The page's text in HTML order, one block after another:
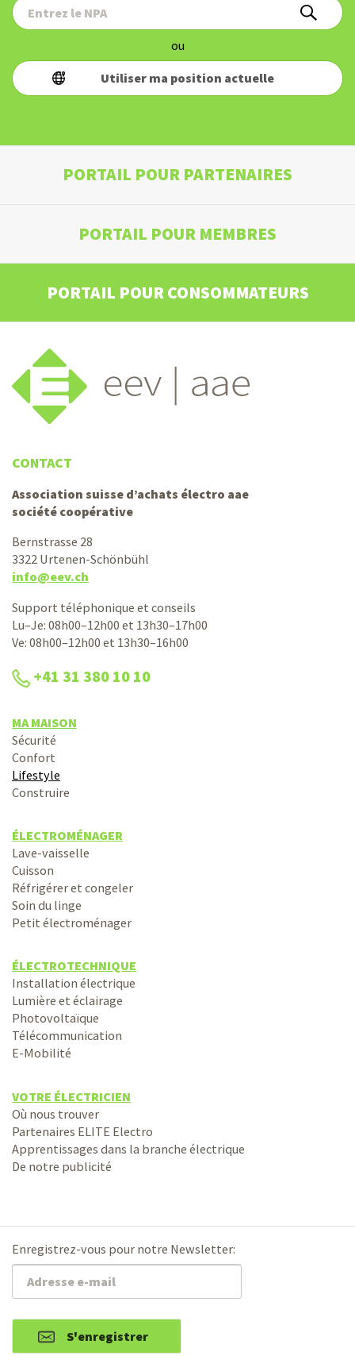
ou
Utiliser ma position actuelle
PORTAIL POUR PARTENAIRES
PORTAIL POUR MEMBRES
PORTAIL POUR CONSOMMATEURS
CONTACT
Association suisse d’achats électro aae
société coopérative
Bernstrasse 28
3322 Urtenen-Schönbühl
info@eev.ch
Support téléphonique et conseils
Lu–Je: 08h00–12h00 et 13h30–17h00
Ve: 08h00–12h00 et 13h30–16h00
+41 31 380 10 10
MA MAISON
Sécurité
Confort
Lifestyle
Construire
ÉLECTROMÉNAGER
Lave-vaisselle
Cuisson
Réfrigérer et congeler
Soin du linge
Petit électroménager
ÉLECTROTECHNIQUE
Installation électrique
Lumière et éclairage
Photovoltaïque
Télécommunication
E-Mobilité
VOTRE ÉLECTRICIEN
Où nous trouver
Partenaires ELITE Electro
Apprentissages dans la branche électrique
De notre publicité
Enregistrez-vous pour notre Newsletter:
S'enregistrer